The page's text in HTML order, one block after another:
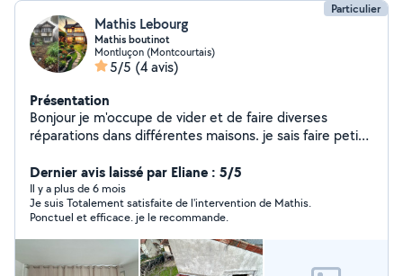
Particulier
Mathis Lebourg
Mathis boutinot
Montluçon (Montcourtais)
5/5 (4 avis)
Présentation
Bonjour je m'occupe de vider et de faire diverses
réparations dans différentes maisons. je sais faire petite
nettoyage de gouttière déménagement un peu de
mécanique, menuiserie, montage de meubles
Dernier avis laissé par Eliane : 5/5
Il y a plus de 6 mois
Je suis Totalement satisfaite de l'intervention de Mathis.
Ponctuel et efficace. je le recommande.